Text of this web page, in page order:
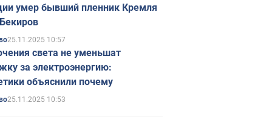
умер бывший пленник Кремля
25.11.2025 10:57
света не уменьшат
за электроэнергию:
объяснили почему
25.11.2025 10:53